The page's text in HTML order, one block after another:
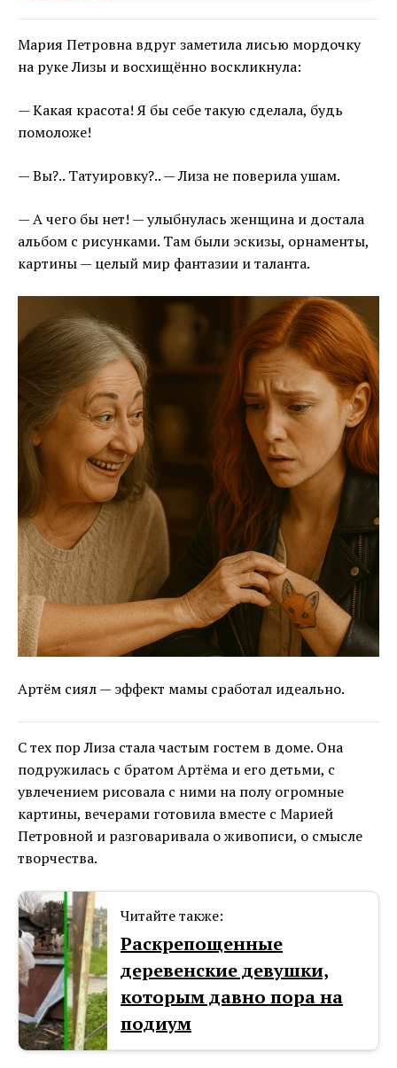
Мария Петровна вдруг заметила лисью мордочку
на руке Лизы и восхищённо воскликнула:
— Какая красота! Я бы себе такую сделала, будь
помоложе!
— Вы?.. Татуировку?.. — Лиза не поверила ушам.
— А чего бы нет! — улыбнулась женщина и достала
альбом с рисунками. Там были эскизы, орнаменты,
картины — целый мир фантазии и таланта.
Артём сиял — эффект мамы сработал идеально.
С тех пор Лиза стала частым гостем в доме. Она
подружилась с братом Артёма и его детьми, с
увлечением рисовала с ними на полу огромные
картины, вечерами готовила вместе с Марией
Петровной и разговаривала о живописи, о смысле
творчества.
Читайте также:
Раскрепощенные
деревенские девушки,
которым давно пора на
подиум